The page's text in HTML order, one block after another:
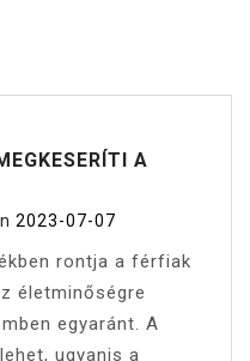
A
2023-07-07
rontja a férfiak
életminőségre
egyaránt. A
lehet, ugyanis a